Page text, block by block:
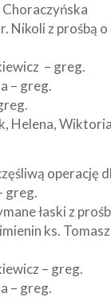
Nikoli z prośbą
– greg.
– greg.
Helena,
operację
– greg.
łaski z
ks.
– greg.
– greg.